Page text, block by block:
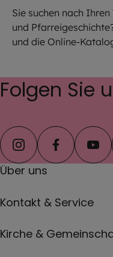
Sie suchen nach
und
und die Online-
Folgen Sie
instagramfacebook
Über uns
Pfarreien
Kontakt & Service
Kirche &